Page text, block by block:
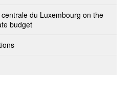
du Luxembourg on the
budget